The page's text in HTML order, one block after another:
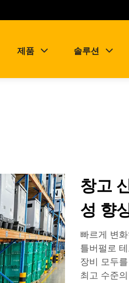
제품 솔루션
창고
성 향
빠르게 변
틀버펄로
장비 모두
최고 수준